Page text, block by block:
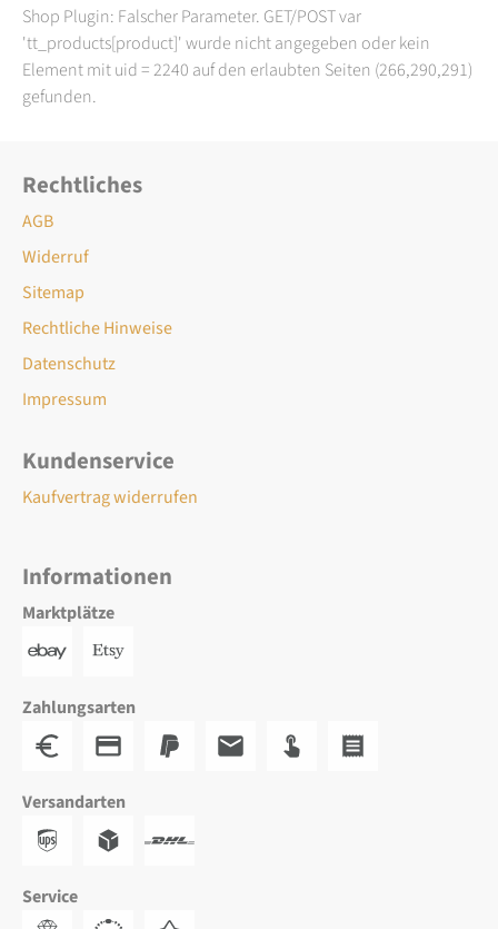
Shop Plugin: Falscher Parameter. GET/POST var
'tt_products[product]' wurde nicht angegeben oder kein
Element mit uid = 2240 auf den erlaubten Seiten (266,290,291)
gefunden.
Rechtliches
AGB
Widerruf
Sitemap
Rechtliche Hinweise
Datenschutz
Impressum
Kundenservice
Kaufvertrag widerrufen
Informationen
Marktplätze
Zahlungsarten
Versandarten
Service